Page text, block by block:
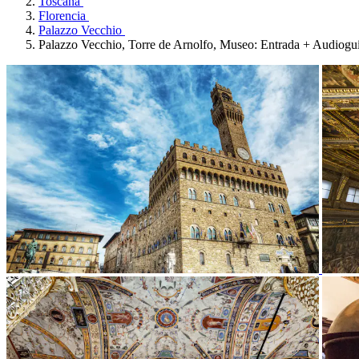
Florencia
Palazzo Vecchio
Palazzo Vecchio, Torre de Arnolfo, Museo: Entrada +